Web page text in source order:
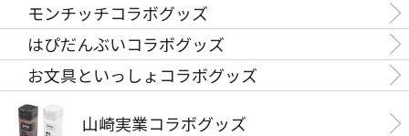
モンチッチコラボグッズ
はぴだんぶいコラボグッズ
お文具といっしょコラボグッズ
山崎実業コラボグッズ